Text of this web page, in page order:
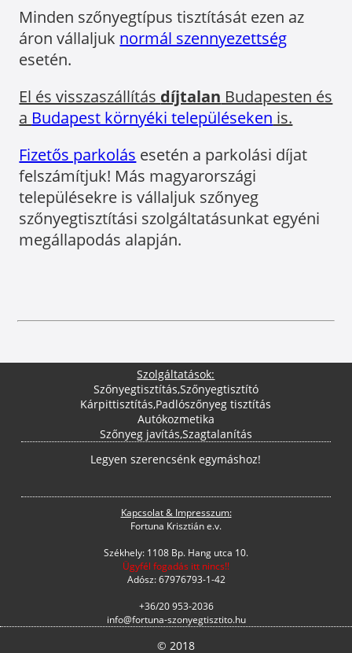
Minden szőnyegtípus tisztítását ezen az
áron vállaljuk normál szennyezettség
esetén.
El és visszaszállítás díjtalan Budapesten és
a Budapest környéki településeken is.
Fizetős parkolás esetén a parkolási díjat
felszámítjuk! Más magyarországi
településekre is vállaljuk szőnyeg
szőnyegtisztítási szolgáltatásunkat egyéni
megállapodás alapján.
Szolgáltatások:
Szőnyegtisztítás,Szőnyegtisztító
Kárpittisztítás,Padlószőnyeg tisztítás
Autókozmetika
Szőnyeg javítás,Szagtalanítás
Legyen szerencsénk egymáshoz!
Kapcsolat & Impresszum:
Fortuna Krisztián e.v.
Székhely: 1108 Bp. Hang utca 10.
Ügyfél fogadás itt nincs!!
Adósz: 67976793-1-42
+36/20 953-2036
info@fortuna-szonyegtisztito.hu
© 2018